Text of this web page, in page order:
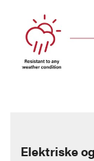
Elektriske